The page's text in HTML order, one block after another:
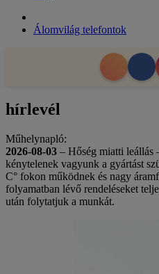
Álomvilág telefontok
hírlevél
Műhelynapló:
2026-08-03 – Hőség miatti leállás
kénytelenek vagyunk a gyártást
C° fokon működnek és nagy
folyamatban lévő rendeléseket
után folytatjuk a munkát.